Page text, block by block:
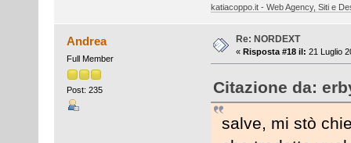
katiacoppo.it - Web Agency, Siti e
Andrea
Full Member
Post: 235
Re: NORDEXT
« Risposta #18 il: 21 Luglio
Citazione da:
salve, mi stò